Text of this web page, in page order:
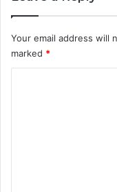
Your email address will
marked *